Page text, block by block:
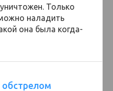
Только
наладить
она была когда-
обстрелом